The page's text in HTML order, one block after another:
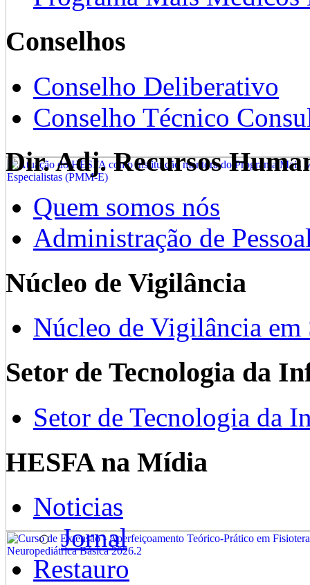
Conselhos
Conselho Deliberativo
Conselho Técnico
Dir. Adj. Recursos
Quem somos nós
Administração de
Núcleo de Vigilância
Núcleo de Vigilância em
Setor de Tecnologia da
Setor de Tecnologia da
HESFA na Mídia
Noticias
Jornal
Restauro